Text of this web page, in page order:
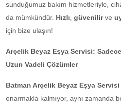
sunduğumuz bakım hizmetleriyle,
da mümkündür. Hızlı güvenilirve
için bize ulaşın!
Arçelik Beyaz Eşya Servisi:
Uzun Vadeli Çözümler
Batman Arçelik Beyaz Eşya Servisi
onarmakla kalmıyor, aynı zamanda